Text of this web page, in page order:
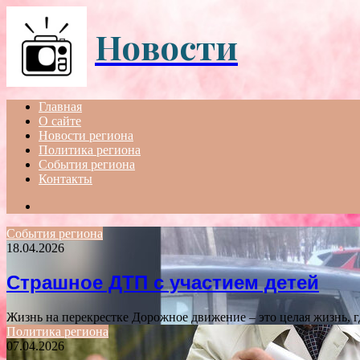
Новости
Главная
О сайте
Новости региона
Политика региона
События региона
Контакты
События региона
18.04.2026
Страшное ДТП с участием детей
Жизнь на перекрестке Дорожное движение – это целая жизнь,
Политика региона
07.04.2026